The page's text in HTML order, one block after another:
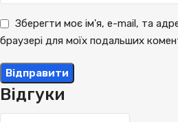
Відгуки
Зберегти моє ім'я, e-mail, та
браузері для моїх подальших